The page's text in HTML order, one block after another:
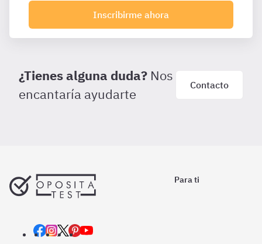
Inscribirme ahora
¿Tienes alguna duda? Nos
encantaría ayudarte
Contacto
Para ti